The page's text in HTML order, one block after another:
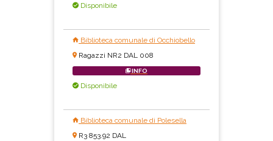
Disponibile
Biblioteca comunale di Occhiobello
Ragazzi NR2 DAL 008
INFO
Disponibile
Biblioteca comunale di Polesella
R3 853.92 DAL